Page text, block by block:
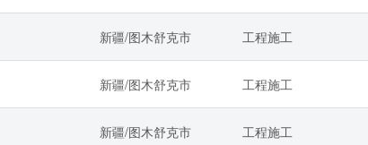
新疆/图木舒克市 工程施工
新疆/图木舒克市 工程施工
新疆/图木舒克市 工程施工